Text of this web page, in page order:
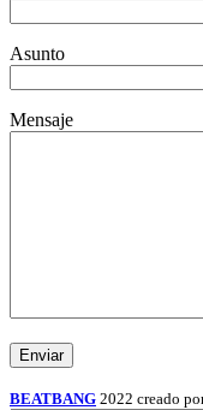
Asunto
Mensaje
BEATBANG 2022 creado